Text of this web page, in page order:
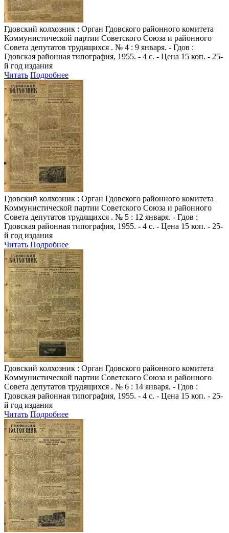
Гдовский колхозник : Орган Гдовского районного комитета
Коммунистической партии Советского Союза и районного
Совета депутатов трудящихся . № 4 : 9 января. - Гдов :
Гдовская районная типография, 1955. - 4 с. - Цена 15 коп. - 25-
й год издания
Читать Подробнее
Гдовский колхозник : Орган Гдовского районного комитета
Коммунистической партии Советского Союза и районного
Совета депутатов трудящихся . № 5 : 12 января. - Гдов :
Гдовская районная типография, 1955. - 4 с. - Цена 15 коп. - 25-
й год издания
Читать Подробнее
Гдовский колхозник : Орган Гдовского районного комитета
Коммунистической партии Советского Союза и районного
Совета депутатов трудящихся . № 6 : 14 января. - Гдов :
Гдовская районная типография, 1955. - 4 с. - Цена 15 коп. - 25-
й год издания
Читать Подробнее